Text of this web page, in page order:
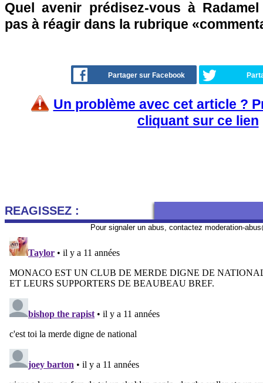
Quel avenir prédisez-vous à
pas à réagir dans la rubrique
Partager sur Facebook
Un problème avec cet article ?
cliquant sur ce lien
REAGISSEZ :
Pour signaler un abus, contactez moderation-